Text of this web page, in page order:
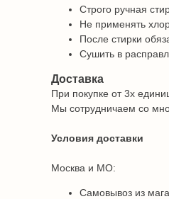
Строго ручная
Не применять
После стирки
Сушить в
Доставка
При покупке от 3х
Мы сотрудничаем со
Условия доставки
Москва и МО:
Самовывоз из